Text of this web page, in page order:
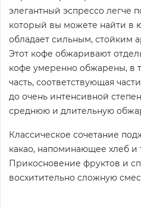
элегантный эспрессо легче
который вы можете найти в
обладает сильным, стойким
Этот кофе обжаривают
кофе умеренно обжарены, в
часть, соответствующая
до очень интенсивной
среднюю и длительную
Классическое сочетание
какао, напоминающее хлеб
Прикосновение фруктов и
восхитительно сложную